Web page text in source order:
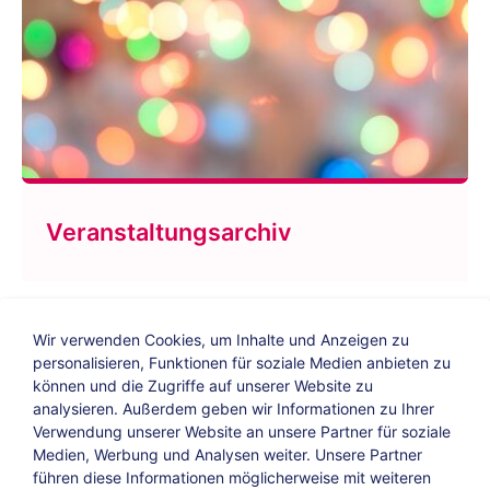
Veranstaltungsarchiv
Bildungs-Blog| Instagram| Facebook|
YouTube
Wir verwenden Cookies, um Inhalte und Anzeigen zu
personalisieren, Funktionen für soziale Medien anbieten zu
können und die Zugriffe auf unserer Website zu
analysieren. Außerdem geben wir Informationen zu Ihrer
Verwendung unserer Website an unsere Partner für soziale
Medien, Werbung und Analysen weiter. Unsere Partner
führen diese Informationen möglicherweise mit weiteren